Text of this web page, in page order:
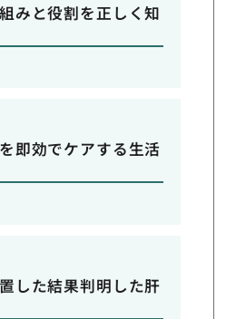
みと役割を正しく知
即効でケアする生活
した結果判明した肝